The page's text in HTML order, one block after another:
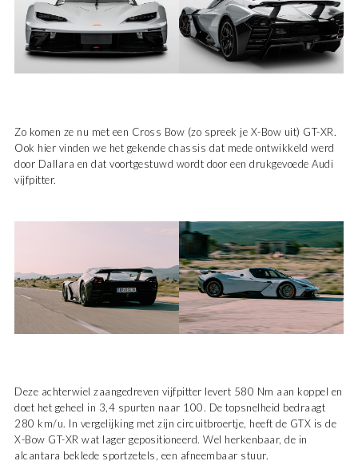
Zo komen ze nu met een Cross Bow (zo spreek je X-Bow uit) GT-XR.
Ook hier vinden we het gekende chassis dat mede ontwikkeld werd
door Dallara en dat voortgestuwd wordt door een drukgevoede Audi
vijfpitter.
Deze achterwiel zaangedreven vijfpitter levert 580 Nm aan koppel en
doet het geheel in 3,4 spurten naar 100. De topsnelheid bedraagt
280 km/u. In vergelijking met zijn circuitbroertje, heeft de GTX is de
X-Bow GT-XR wat lager gepositioneerd. Wel herkenbaar, de in
alcantara beklede sportzetels, een afneembaar stuur.